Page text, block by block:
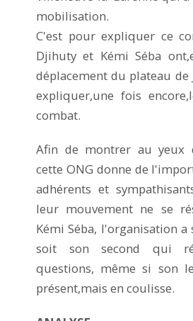
mobilisation.
C'est pour expliquer ce
Djihuty et Kémi Séba
déplacement du plateau de
expliquer,une fois
combat.
Afin de montrer au yeux
cette ONG donne de
adhérents et
leur mouvement ne se
Kémi Séba, l'organisation
soit son second qui
questions, même si son
présent,mais en coulisse.